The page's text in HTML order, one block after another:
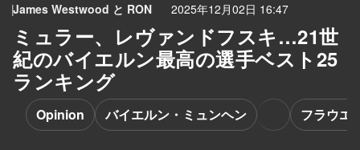
James Westwood と RON 2025年12月02日 16:47
ミュラー、レヴァンドフスキ…21世
紀のバイエルン最高の選手ベスト25
ランキング
Opinion バイエルン・ミュンヘン フラウエ